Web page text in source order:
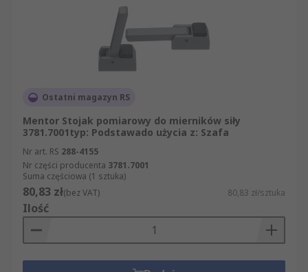
Ostatni magazyn RS
Mentor Stojak pomiarowy do mierników siły
3781.7001typ: Podstawado użycia z: Szafa
Nr art. RS 288-4155
Nr części producenta 3781.7001
Suma częściowa (1 sztuka)
80,83 zł(bez VAT) 80,83 zł/sztuka
Ilość